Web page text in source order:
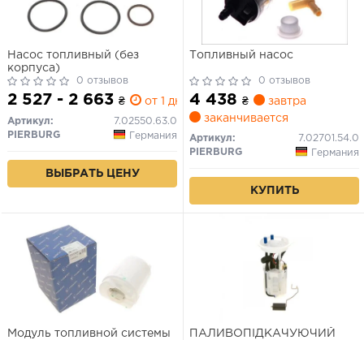
Насос топливный (без
корпуса)
0 отзывов
2 527 - 2 663 ₴ от 1 дн.
Артикул:
7.02550.63.0
PIERBURG
Германия
ВЫБРАТЬ ЦЕНУ
Топливный насос
0 отзывов
4 438 ₴
завтра
заканчивается
Артикул:
7.02701.54.0
PIERBURG
Германия
КУПИТЬ
Модуль топливной системы
ПАЛИВОПІДКАЧУЮЧИЙ